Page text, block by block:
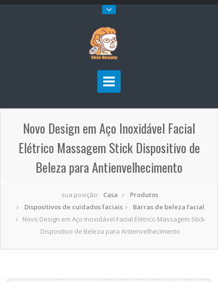
Novo Design em Aço Inoxidável Facial
Elétrico Massagem Stick Dispositivo de
Beleza para Antienvelhecimento
sua posição: Casa
Produtos
Dispositivos de cuidados faciais
Barras de beleza facial
Novo Design em Aço Inoxidável Facial Elétrico Massagem Stick
Dispositivo de Beleza para Antienvelhecimento